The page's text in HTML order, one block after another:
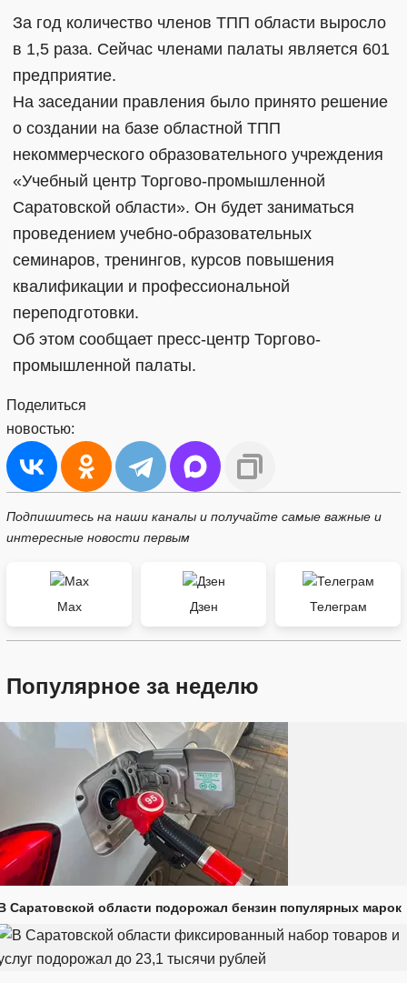
За год количество членов ТПП области выросло
в 1,5 раза. Сейчас членами палаты является 601
предприятие.
На заседании правления было принято решение
о создании на базе областной ТПП
некоммерческого образовательного учреждения
«Учебный центр Торгово-промышленной
Саратовской области». Он будет заниматься
проведением учебно-образовательных
семинаров, тренингов, курсов повышения
квалификации и профессиональной
переподготовки.
Об этом сообщает пресс-центр Торгово-
промышленной палаты.
Поделиться
новостью:
Подпишитесь на наши каналы и получайте самые важные и
интересные новости первым
Max Дзен Телеграм
Популярное за неделю
Саратовской области подорожал бензин популярных марок